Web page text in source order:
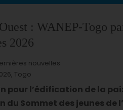
: WANEP-Togo
2026
nouvelles
, Togo
pour l’édification de la
Sommet des jeunes de